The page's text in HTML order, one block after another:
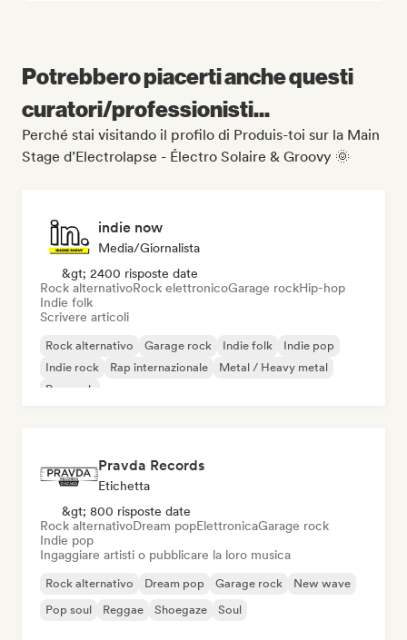
Potrebbero piacerti anche questi
curatori/professionisti...
Perché stai visitando il profilo di Produis-toi sur la Main
Stage d’Electrolapse - Électro Solaire & Groovy 🌞
indie now
Media/Giornalista
&gt; 2400 risposte date
Rock alternativoRock elettronicoGarage rockHip-hop
Indie folk
Scrivere articoli
Rock alternativo Garage rock Indie folk
Indie pop
Indie rock
Rap internazionale
Metal / Heavy metal
Pop rock
Pravda Records
Etichetta
&gt; 800 risposte date
Rock alternativoDream popElettronicaGarage rock
Indie pop
Ingaggiare artisti o pubblicare la loro musica
Rock alternativo Dream pop Garage rock
New wave
Pop soul
Reggae Shoegaze Soul